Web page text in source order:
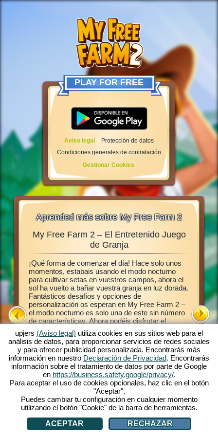
PLAY FOR FREE
Aviso legal
Protección de datos
Condiciones generales de contratación
Gestionar Cookies
Aprended más sobre My Free Farm 2
en
Free
en el
My Free Farm 2 – El Entretenido Juego
de Granja
¡Qué forma de comenzar el día! Hace solo unos
momentos, estabais usando el modo nocturno
para cultivar setas en vuestros campos, ahora el
sol ha vuelto a bañar vuestra granja en luz dorada.
Fantásticos desafíos y opciones de
personalización os esperan en My Free Farm 2 –
el modo nocturno es solo una de este sin número
de características. Ahora podéis disfrutar el
exitoso juego My Free Farm 2 en vuestro
ordenador. La versión de navegador del juego os
provee la misma extraordinaria diversión de granja
que ya conocéis y amáis. Cuidad animales,
cultivad vuestros campo, cosechad y produce
ricos bienes para vuestros clientes. ¡Registraros
gratis ahora y comienza!
Este
juego
frescos
cuando
granja,
plantas
¡Vamos!
upjers (Aviso legal) utiliza cookies en sus sitios web para el
análisis de datos, para proporcionar servicios de redes sociales
y para ofrecer publicidad personalizada. Encontrarás más
información en nuestro Declaración de Privacidad. Encontrarás
información sobre el tratamiento de datos por parte de Google
en https://business.safety.google/privacy/.
Para aceptar el uso de cookies opcionales, haz clic en el botón
"Aceptar".
Puedes cambiar tu configuración en cualquier momento
utilizando el botón "Cookie" de la barra de herramientas.
ACEPTAR
RECHAZAR